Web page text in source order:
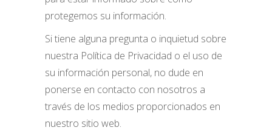
protegemos su información.
Si tiene alguna pregunta o inquietud sobre
nuestra Política de Privacidad o el uso de
su información personal, no dude en
ponerse en contacto con nosotros a
través de los medios proporcionados en
nuestro sitio web.